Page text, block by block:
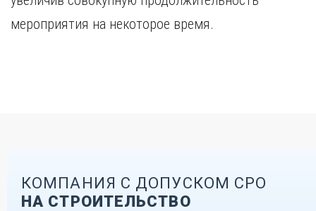
мероприятия на некоторое время.
КОМПАНИЯ С ДОПУСКОМ СРО
НА СТРОИТЕЛЬСТВО